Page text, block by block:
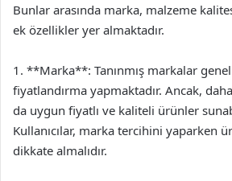
Bunlar arasında marka, malzeme
ek özellikler yer almaktadır.
1. **Marka**: Tanınmış markalar
fiyatlandırma yapmaktadır. Ancak,
da uygun fiyatlı ve kaliteli ürünler
Kullanıcılar, marka tercihini yaparken
dikkate almalıdır.